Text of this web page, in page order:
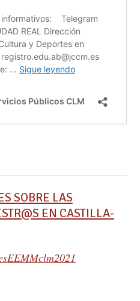
SOBRE LAS
EN CASTILLA-